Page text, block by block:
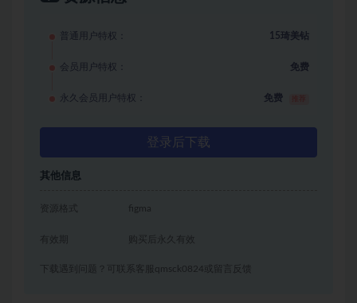
普通用户特权： 15琦美钻
会员用户特权： 免费
永久会员用户特权： 免费
登录后下载
其他信息
资源格式 figma
有效期 购买后永久有效
下载遇到问题？可联系客服qmsck0824或留言反馈